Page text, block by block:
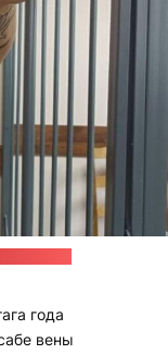
года
вены